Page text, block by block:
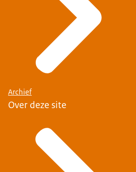
Archief
Over deze site